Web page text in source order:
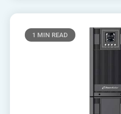
1 MIN READ